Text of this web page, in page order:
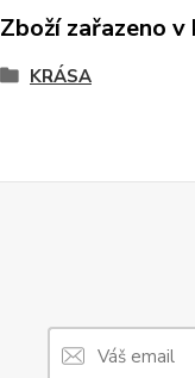
Zboží zařazeno
KRÁSA